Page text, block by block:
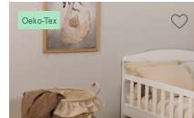
Oeko-Tex